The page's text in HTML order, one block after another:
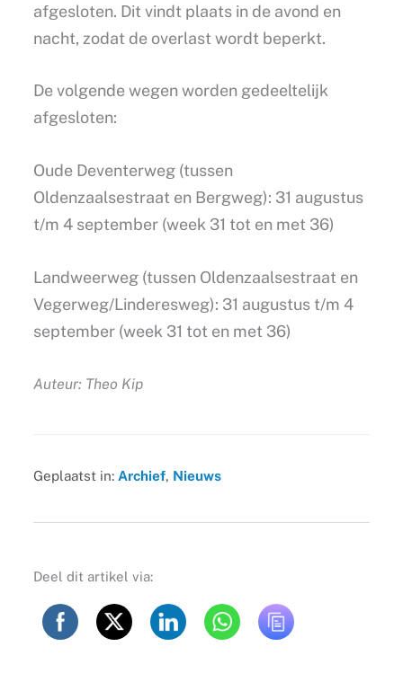
afgesloten. Dit vindt plaats in de avond en
nacht, zodat de overlast wordt beperkt.
De volgende wegen worden gedeeltelijk
afgesloten:
Oude Deventerweg (tussen
Oldenzaalsestraat en Bergweg): 31 augustus
t/m 4 september (week 31 tot en met 36)
Landweerweg (tussen Oldenzaalsestraat en
Vegerweg/Linderesweg): 31 augustus t/m 4
september (week 31 tot en met 36)
Auteur: Theo Kip
Geplaatst in: Archief, Nieuws
Deel dit artikel via: